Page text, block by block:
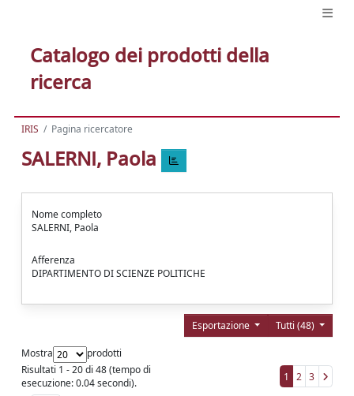
Catalogo dei prodotti della
ricerca
IRIS Pagina ricercatore
SALERNI, Paola
Nome completo
SALERNI, Paola
Afferenza
DIPARTIMENTO DI SCIENZE POLITICHE
Tutti (48)
Esportazione
Mostra
prodotti
Risultati 1 - 20 di 48 (tempo di
esecuzione: 0.04 secondi).
1 2 3